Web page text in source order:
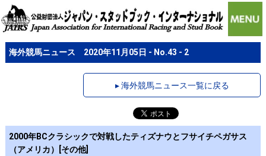
海外競馬ニュース 2020年11月05日 - No.43 - 2
▸ 海外競馬ニュース一覧に戻る
2000年BCクラシックで対戦したティズナウとフサイチペガサス
（アメリカ）[その他]